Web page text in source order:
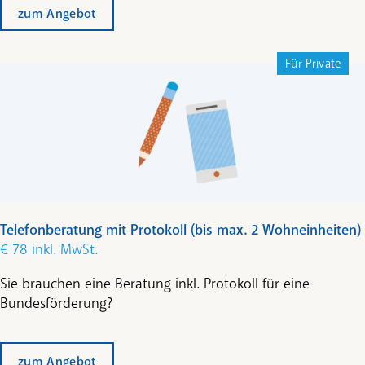
Anschnallen und los geht's!
zum Angebot
Für Private
Telefonberatung mit Protokoll (bis max. 2 Wohneinheiten)
€ 78 inkl. MwSt.
Sie brauchen eine Beratung inkl. Protokoll für eine
Bundesförderung?
zum Angebot